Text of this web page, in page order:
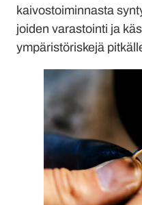
kaivostoiminnasta
joiden varastointi ja
ympäristöriskejä